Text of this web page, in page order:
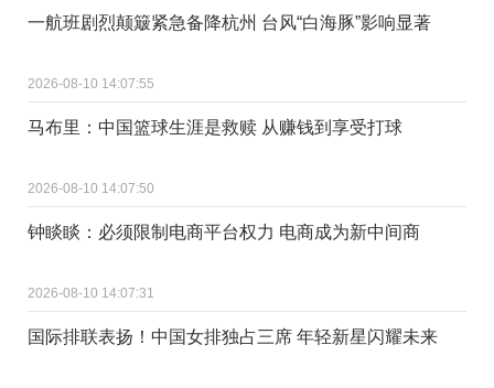
一航班剧烈颠簸紧急备降杭州 台风“白海豚”影响显著
2026-08-10 14:07:55
马布里：中国篮球生涯是救赎 从赚钱到享受打球
2026-08-10 14:07:50
钟睒睒：必须限制电商平台权力 电商成为新中间商
2026-08-10 14:07:31
国际排联表扬！中国女排独占三席 年轻新星闪耀未来